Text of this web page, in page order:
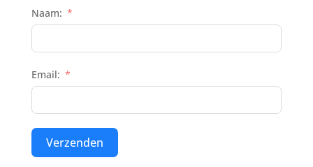
Naam:
Email:
Verzenden